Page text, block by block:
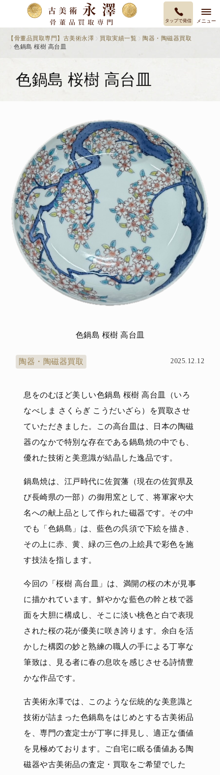
タップで発信 メニュー
【骨董品買取専門】古美術永澤 買取実績一覧
陶器・陶磁器買取
色鍋島 桜樹 高台皿
色鍋島 桜樹 高台皿
色鍋島 桜樹 高台皿
陶器・陶磁器買取 2025.12.12
息をのむほど美しい色鍋島 桜樹 高台皿（いろ
なべしま さくらぎ こうだいざら）を買取させ
ていただきました。この高台皿は、日本の陶磁
器のなかで特別な存在である鍋島焼の中でも、
優れた技術と美意識が結晶した逸品です。
鍋島焼は、江戸時代に佐賀藩（現在の佐賀県及
び長崎県の一部）の御用窯として、将軍家や大
名への献上品として作られた磁器です。その中
でも「色鍋島」は、藍色の呉須で下絵を描き、
その上に赤、黄、緑の三色の上絵具で彩色を施
す技法を指します。
今回の「桜樹 高台皿」は、満開の桜の木が見事
に描かれています。鮮やかな藍色の幹と枝で器
面を大胆に構成し、そこに淡い桃色と白で表現
された桜の花が優美に咲き誇ります。余白を活
かした構図の妙と熟練の職人の手による丁寧な
筆致は、見る者に春の息吹を感じさせる詩情豊
かな作品です。
古美術永澤では、このような伝統的な美意識と
技術が詰まった色鍋島をはじめとする古美術品
を、専門の査定士が丁寧に拝見し、適正な価値
を見極めております。ご自宅に眠る価値ある陶
磁器や古美術品の査定・買取をご希望でした